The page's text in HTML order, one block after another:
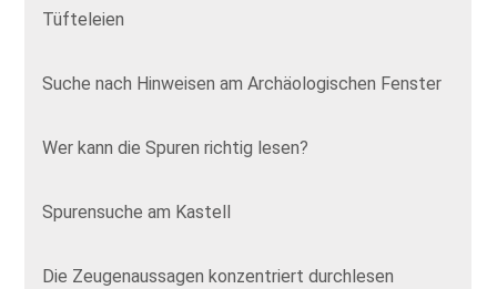
Tüfteleien
Suche nach Hinweisen am Archäologischen Fenster
Wer kann die Spuren richtig lesen?
Spurensuche am Kastell
Die Zeugenaussagen konzentriert durchlesen